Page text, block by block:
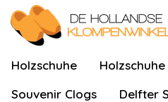
Holzschuhe
Souvenir Clogs
Delfter